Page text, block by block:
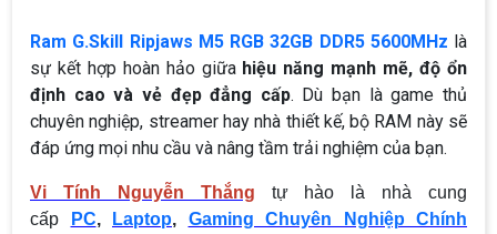
Ram G.Skill Ripjaws M5 RGB 32GB DDR5 5600MHz là
sự kết hợp hoàn hảo giữa hiệu năng mạnh mẽ, độ ổn
định cao và vẻ đẹp đẳng cấp. Dù bạn là game thủ
chuyên nghiệp, streamer hay nhà thiết kế, bộ RAM này sẽ
đáp ứng mọi nhu cầu và nâng tầm trải nghiệm của bạn.
Vi Tính Nguyễn Thắng tự hào là nhà cung
cấp
PC, Laptop, Gaming Chuyên Nghiệp Chính